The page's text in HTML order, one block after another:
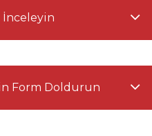
İnceleyin
Form Doldurun